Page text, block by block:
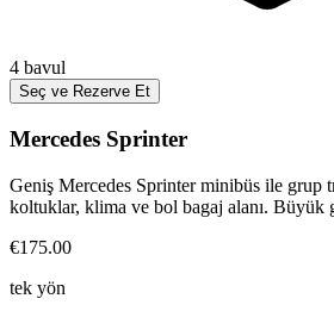
4 bavul
Seç ve Rezerve Et
Mercedes Sprinter
Geniş Mercedes Sprinter minibüs ile grup
koltuklar, klima ve bol bagaj alanı. Büyük
€175.00
tek yön